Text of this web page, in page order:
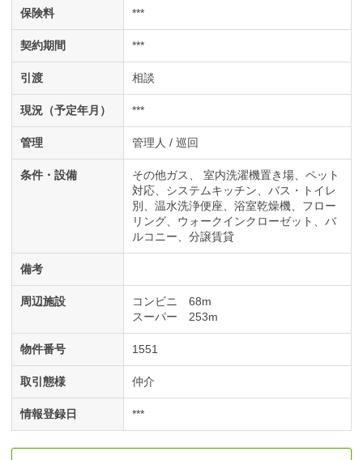
保険料 ***
契約期間 ***
引渡 相談
現況（予定年月） ***
管理 管理人 / 巡回
条件・設備 その他ガス 室内洗濯機置き場
ペット
対応
システムキッチン
バス・トイレ
別
温水洗浄便座 浴室乾燥機
フロー
リング
ウォークインクローゼット
バ
ルコニー
分譲賃貸
備考
周辺施設
コンビニ 68m
スーパー 253m
物件番号 1551
取引態様 仲介
情報登録日 ***